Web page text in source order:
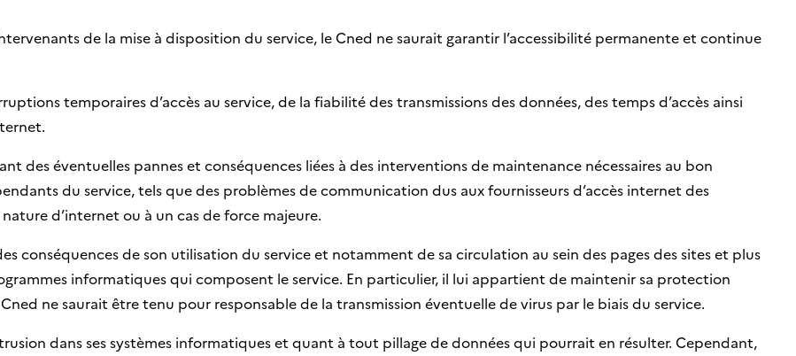
de la mise à disposition du service, le Cned ne saurait garantir l’accessibilité permanente et continue
temporaires d’accès au service, de la fiabilité des transmissions des données, des temps d’accès ainsi
des éventuelles pannes et conséquences liées à des interventions de maintenance nécessaires au bon
du service, tels que des problèmes de communication dus aux fournisseurs d’accès internet des
d’internet ou à un cas de force majeure.
conséquences de son utilisation du service et notamment de sa circulation au sein des pages des sites et plus
informatiques qui composent le service. En particulier, il lui appartient de maintenir sa protection
ne saurait être tenu pour responsable de la transmission éventuelle de virus par le biais du service.
dans ses systèmes informatiques et quant à tout pillage de données qui pourrait en résulter. Cependant,